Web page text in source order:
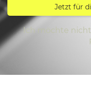
Jetzt für
Ich möchte